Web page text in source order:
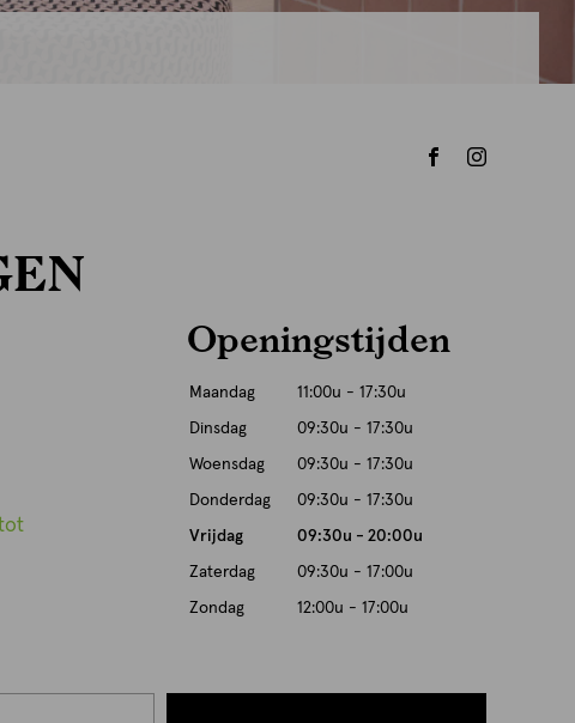
Openingstijden
Maandag 11:00u - 17:30u
Dinsdag 09:30u - 17:30u
Woensdag 09:30u - 17:30u
Donderdag 09:30u - 17:30u
Vrijdag 09:30u - 20:00u
Zaterdag 09:30u - 17:00u
Zondag 12:00u - 17:00u